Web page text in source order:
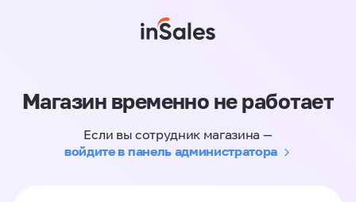
Магазин временно не работает
Если вы сотрудник магазина —
войдите в панель администратора